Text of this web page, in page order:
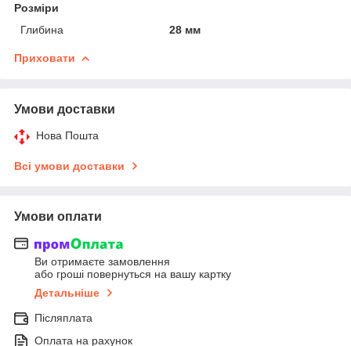
Розміри
Глибина
28 мм
Приховати
Умови доставки
Нова Пошта
Всі умови доставки
Умови оплати
Ви отримаєте замовлення
або гроші повернуться на вашу картку
Детальніше
Післяплата
Оплата на рахунок